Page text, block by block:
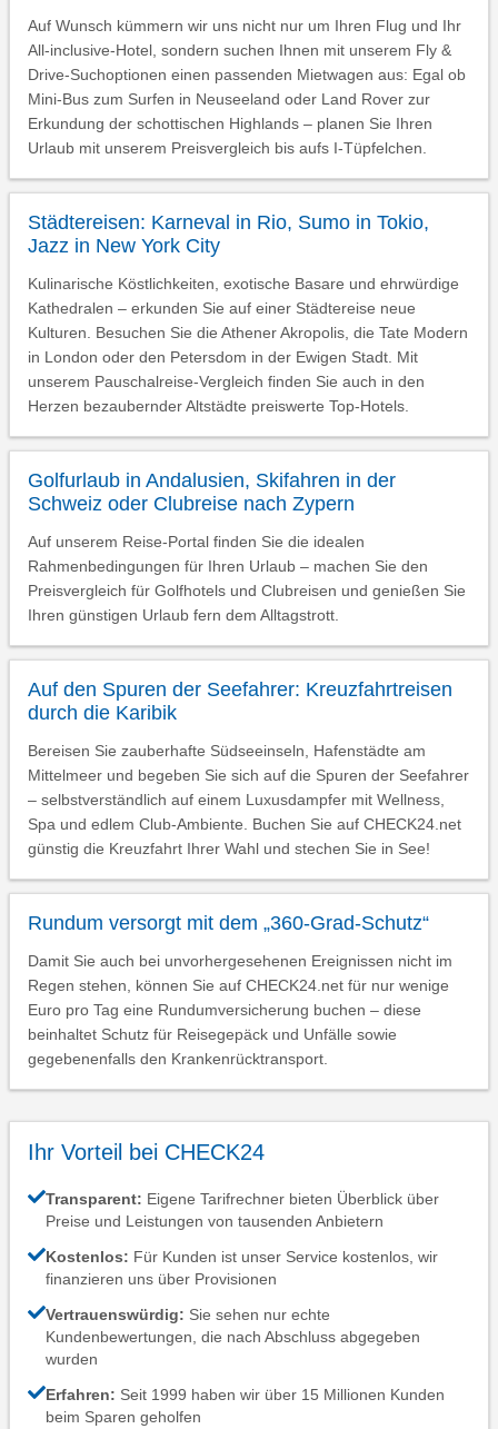
Auf Wunsch kümmern wir uns nicht nur um Ihren Flug und Ihr
All-inclusive-Hotel, sondern suchen Ihnen mit unserem Fly &
Drive-Suchoptionen einen passenden Mietwagen aus: Egal ob
Mini-Bus zum Surfen in Neuseeland oder Land Rover zur
Erkundung der schottischen Highlands – planen Sie Ihren
Urlaub mit unserem Preisvergleich bis aufs I-Tüpfelchen.
Städtereisen: Karneval in Rio, Sumo in Tokio,
Jazz in New York City
Kulinarische Köstlichkeiten, exotische Basare und ehrwürdige
Kathedralen – erkunden Sie auf einer Städtereise neue
Kulturen. Besuchen Sie die Athener Akropolis, die Tate Modern
in London oder den Petersdom in der Ewigen Stadt. Mit
unserem Pauschalreise-Vergleich finden Sie auch in den
Herzen bezaubernder Altstädte preiswerte Top-Hotels.
Golfurlaub in Andalusien, Skifahren in der
Schweiz oder Clubreise nach Zypern
Auf unserem Reise-Portal finden Sie die idealen
Rahmenbedingungen für Ihren Urlaub – machen Sie den
Preisvergleich für Golfhotels und Clubreisen und genießen Sie
Ihren günstigen Urlaub fern dem Alltagstrott.
Auf den Spuren der Seefahrer: Kreuzfahrtreisen
durch die Karibik
Bereisen Sie zauberhafte Südseeinseln, Hafenstädte am
Mittelmeer und begeben Sie sich auf die Spuren der Seefahrer
– selbstverständlich auf einem Luxusdampfer mit Wellness,
Spa und edlem Club-Ambiente. Buchen Sie auf CHECK24.net
günstig die Kreuzfahrt Ihrer Wahl und stechen Sie in See!
Rundum versorgt mit dem „360-Grad-Schutz“
Damit Sie auch bei unvorhergesehenen Ereignissen nicht im
Regen stehen, können Sie auf CHECK24.net für nur wenige
Euro pro Tag eine Rundumversicherung buchen – diese
beinhaltet Schutz für Reisegepäck und Unfälle sowie
gegebenenfalls den Krankenrücktransport.
Ihr Vorteil bei CHECK24
Transparent: Eigene Tarifrechner bieten Überblick über
Preise und Leistungen von tausenden Anbietern
Kostenlos: Für Kunden ist unser Service kostenlos, wir
finanzieren uns über Provisionen
Vertrauenswürdig: Sie sehen nur echte
Kundenbewertungen, die nach Abschluss abgegeben
wurden
Erfahren: Seit 1999 haben wir über 15 Millionen Kunden
beim Sparen geholfen